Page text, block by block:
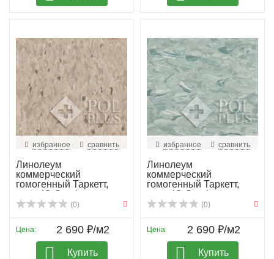
избранное сравнить
Линолеум
коммерческий
гомогенный Таркетт,
колл. iQ Granit...
(0)
Цена: 2 690 ₽/м2
Купить
избранное сравнить
Линолеум
коммерческий
гомогенный Таркетт,
колл. iQ Granit...
(0)
Цена: 2 690 ₽/м2
Купить